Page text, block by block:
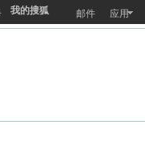
我的搜狐 邮件 应用